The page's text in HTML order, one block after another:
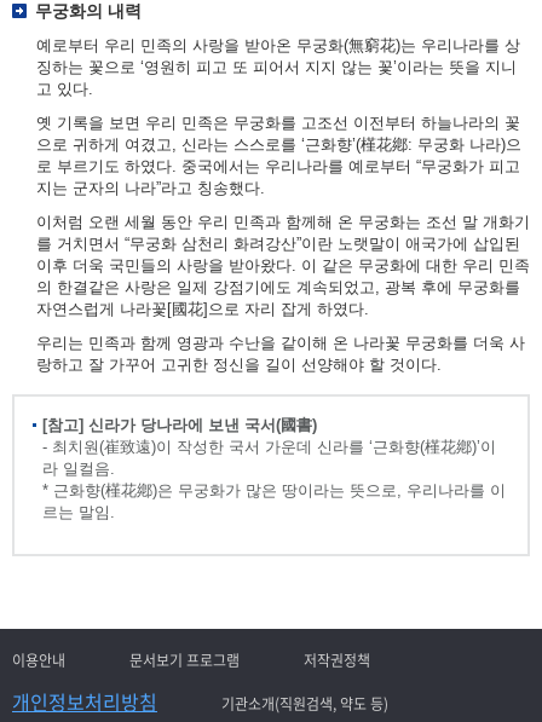
무궁화의 내력
예로부터 우리 민족의 사랑을 받아온 무궁화(無窮花)는 우리나라를 상
징하는 꽃으로 ‘영원히 피고 또 피어서 지지 않는 꽃’이라는 뜻을 지니
고 있다.
옛 기록을 보면 우리 민족은 무궁화를 고조선 이전부터 하늘나라의 꽃
으로 귀하게 여겼고, 신라는 스스로를 ‘근화향’(槿花鄕: 무궁화 나라)으
로 부르기도 하였다. 중국에서는 우리나라를 예로부터 “무궁화가 피고
지는 군자의 나라”라고 칭송했다.
이처럼 오랜 세월 동안 우리 민족과 함께해 온 무궁화는 조선 말 개화기
를 거치면서 “무궁화 삼천리 화려강산”이란 노랫말이 애국가에 삽입된
이후 더욱 국민들의 사랑을 받아왔다. 이 같은 무궁화에 대한 우리 민족
의 한결같은 사랑은 일제 강점기에도 계속되었고, 광복 후에 무궁화를
자연스럽게 나라꽃[國花]으로 자리 잡게 하였다.
우리는 민족과 함께 영광과 수난을 같이해 온 나라꽃 무궁화를 더욱 사
랑하고 잘 가꾸어 고귀한 정신을 길이 선양해야 할 것이다.
[참고] 신라가 당나라에 보낸 국서(國書)
- 최치원(崔致遠)이 작성한 국서 가운데 신라를 ‘근화향(槿花鄕)’이
라 일컬음.
* 근화향(槿花鄕)은 무궁화가 많은 땅이라는 뜻으로, 우리나라를 이
르는 말임.
이용안내 문서보기 프로그램 저작권정책
개인정보처리방침 기관소개(직원검색, 약도 등)